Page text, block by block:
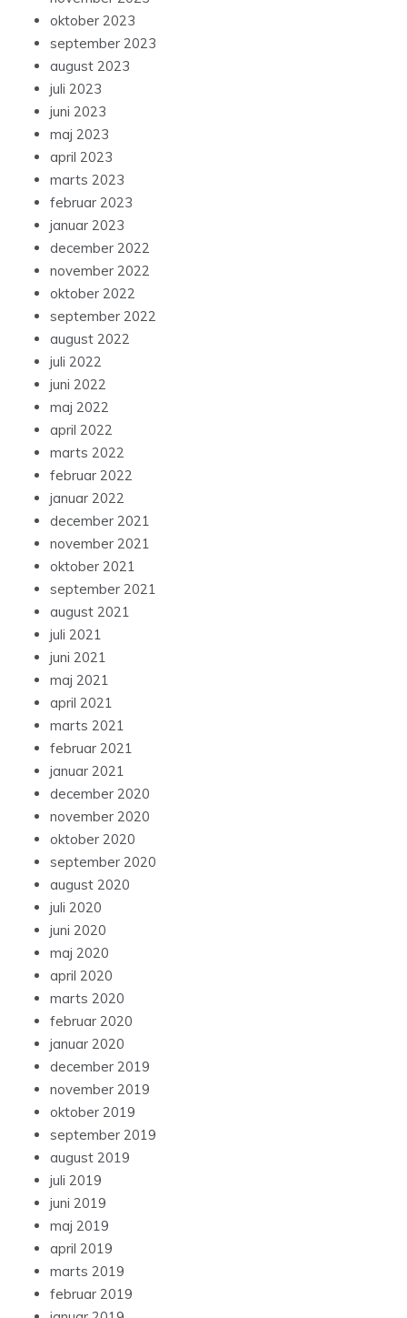
oktober 2023
september 2023
august 2023
juli 2023
juni 2023
maj 2023
april 2023
marts 2023
februar 2023
januar 2023
december 2022
november 2022
oktober 2022
september 2022
august 2022
juli 2022
juni 2022
maj 2022
april 2022
marts 2022
februar 2022
januar 2022
december 2021
november 2021
oktober 2021
september 2021
august 2021
juli 2021
juni 2021
maj 2021
april 2021
marts 2021
februar 2021
januar 2021
december 2020
november 2020
oktober 2020
september 2020
august 2020
juli 2020
juni 2020
maj 2020
april 2020
marts 2020
februar 2020
januar 2020
december 2019
november 2019
oktober 2019
september 2019
august 2019
juli 2019
juni 2019
maj 2019
april 2019
marts 2019
februar 2019